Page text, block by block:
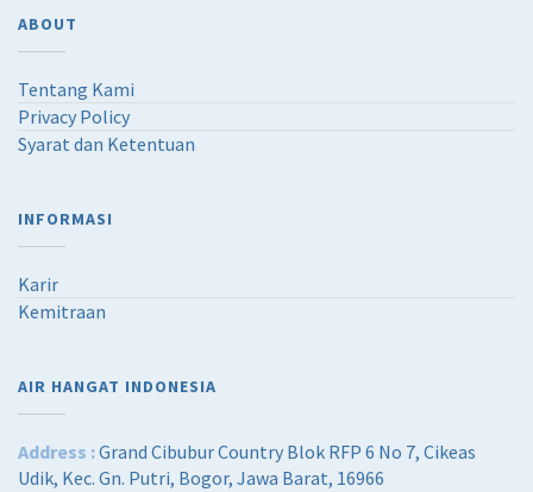
ABOUT
Tentang Kami
Privacy Policy
Syarat dan Ketentuan
INFORMASI
Karir
Kemitraan
AIR HANGAT INDONESIA
Address :Grand Cibubur Country Blok RFP 6 No 7, Cikeas
Udik, Kec. Gn. Putri, Bogor, Jawa Barat, 16966